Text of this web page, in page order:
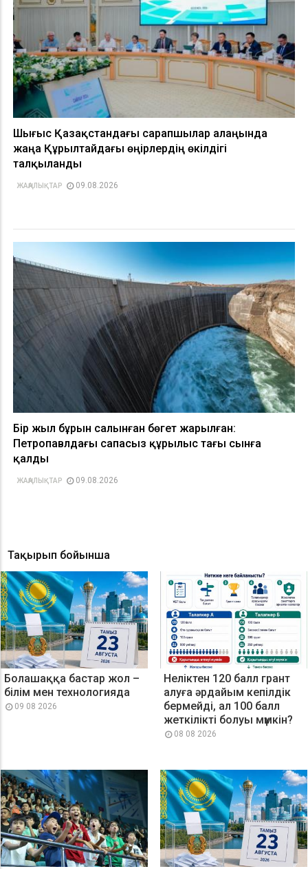
Шығыс Қазақстандағы сарапшылар алаңында
жаңа Құрылтайдағы өңірлердің өкілдігі
талқыланды
ЖАҢАЛЫҚТАР 09.08.2026
Бір жыл бұрын салынған бөгет жарылған:
Петропавлдағы сапасыз құрылыс тағы сынға
қалды
ЖАҢАЛЫҚТАР 09.08.2026
Тақырып бойынша
Болашаққа бастар жол –
білім мен технологияда
09 08 2026
Неліктен 120 балл грант
алуға әрдайым кепілдік
бермейді, ал 100 балл
жеткілікті болуы мүмкін?
08 08 2026